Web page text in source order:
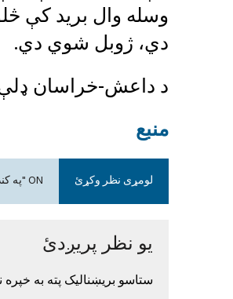
وسله وال برید کې
دي، ژوبل شوي دي.
د داعش-خراسان
منبع
لومړی نظر وکړئ ON "په کندهار کې چاودنه شوې"
یو نظر پریږدئ
ستاسو بریښنالیک پته به